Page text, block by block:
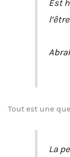
Est
Tout est une
La